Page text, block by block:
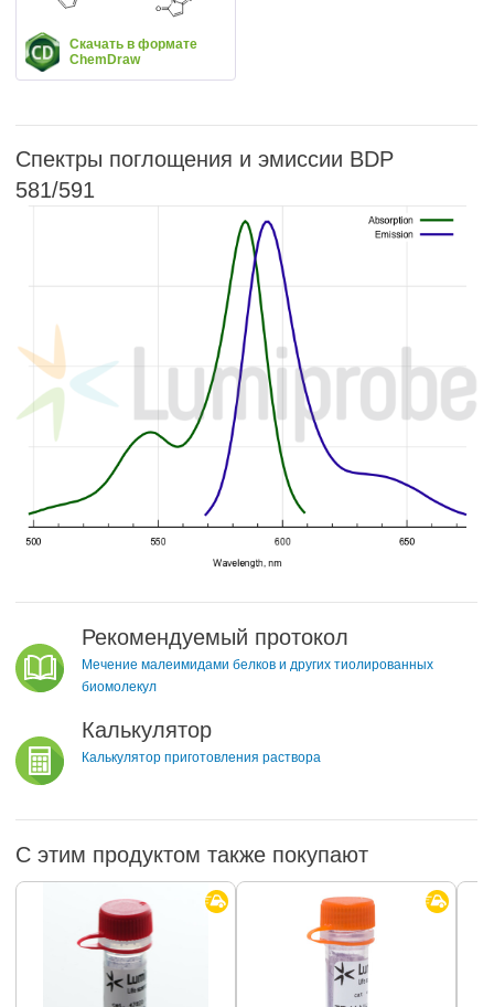
Скачать в формате
ChemDraw
Спектры поглощения и эмиссии BDP
581/591
Рекомендуемый протокол
Мечение малеимидами белков и других тиолированных
биомолекул
Калькулятор
Калькулятор приготовления раствора
С этим продуктом также покупают